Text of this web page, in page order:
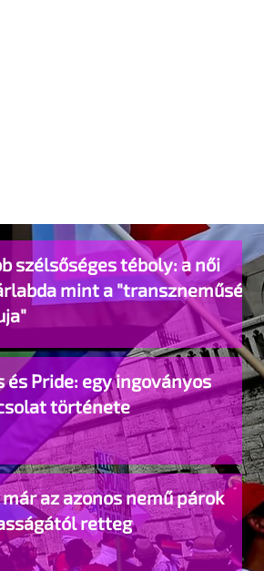
szélsőséges téboly: a női
mint a "transzneműség
és Pride: egy ingoványos
története
már az azonos nemű párok
retteg